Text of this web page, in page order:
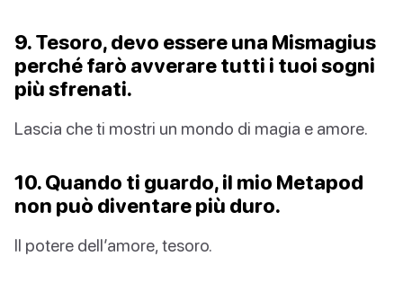
9. Tesoro, devo essere una Mismagius
perché farò avverare tutti i tuoi sogni
più sfrenati.
Lascia che ti mostri un mondo di magia e amore.
10. Quando ti guardo, il mio Metapod
non può diventare più duro.
Il potere dell’amore, tesoro.